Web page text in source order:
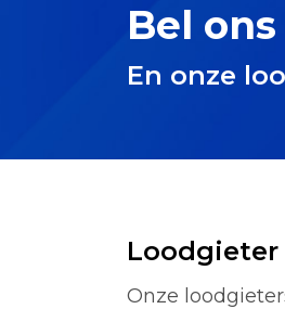
Bel
En onze
Loodgieter
Onze